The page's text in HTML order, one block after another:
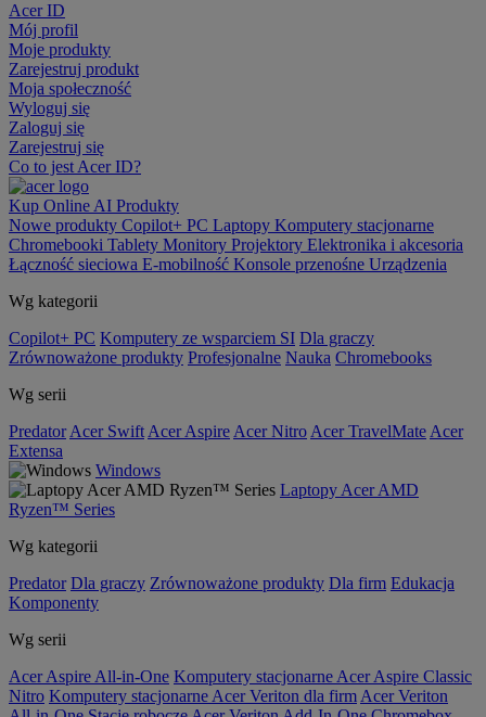
Acer ID
Mój profil
Moje produkty
Zarejestruj produkt
Moja społeczność
Wyloguj się
Zaloguj się
Zarejestruj się
Co to jest Acer ID?
Kup Online AI Produkty
Nowe produkty Copilot+ PC Laptopy Komputery stacjonarne
Chromebooki Tablety Monitory Projektory Elektronika i akcesoria
Łączność sieciowa E-mobilność Konsole przenośne Urządzenia
Wg kategorii
Copilot+ PC Komputery ze wsparciem SI Dla graczy
Zrównoważone produkty Profesjonalne Nauka Chromebooks
Wg serii
Predator Acer Swift Acer Aspire Acer Nitro Acer TravelMate Acer
Extensa
Windows
Laptopy Acer AMD
Ryzen™ Series
Wg kategorii
Predator Dla graczy Zrównoważone produkty Dla firm Edukacja
Komponenty
Wg serii
Acer Aspire All-in-One Komputery stacjonarne Acer Aspire Classic
Nitro Komputery stacjonarne Acer Veriton dla firm Acer Veriton